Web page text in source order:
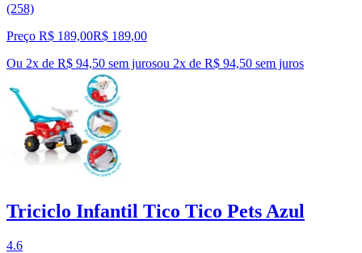
(258)
Preço R$ 189,00R$ 189,00
Ou 2x de R$ 94,50 sem jurosou 2x de R$ 94,50 sem juros
Triciclo Infantil Tico Tico Pets Azul
4.6